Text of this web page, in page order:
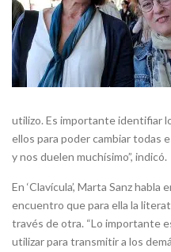
utilizo. Es importante identifiar
ellos para poder cambiar todas
y nos duelen muchísimo”, indicó.
En ‘Clavícula’, Marta Sanz
encuentro que para ella la
través de otra. “Lo importante
utilizar para transmitir a los